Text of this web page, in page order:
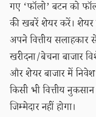
गए ‘फॉलो’ बटन को
की खबरें शेयर करें।
अपने वित्तीय
खरीदना/बेचना बाजार
और शेयर बाजार में
किसी भी वित्तीय
जिम्मेदार नहीं होगा।